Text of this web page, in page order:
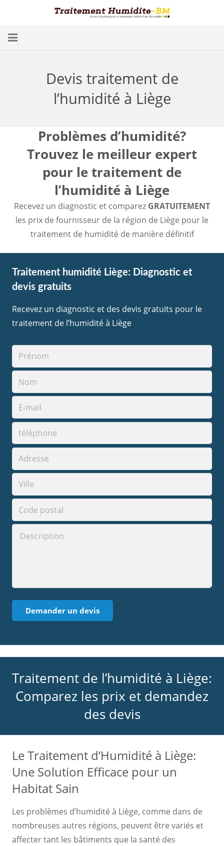
Conséquences
Humidité dans les Caves
Trouver un spécialiste
Diagnostic gratuit
Devis traitement de
l’humidité à Liège
Problèmes d’humidité?
Trouvez le meilleur expert
pour le traitement de
l’humidité à Liège
Recevez un diagnostic et comparez GRATUITEMENT
les prix de fournisseur de la région de Liège pour le
traitement de humidité de manière définitif
Traitement humidité Liège: Diagnostic et
devis gratuits
Recevez un diagnostic et des devis gratuits pour le
traitement de l’humidité à Liège
Traitement de l’humidité à Liège:
Comparez les prix et demandez
des devis
Le Traitement d’Humidité à Liège:
Une Solution Efficace pour un
Habitat Sain
Les problèmes d’humidité à Liège, comme dans de
nombreuses autres régions, peuvent être variés et
affecter tant les bâtiments que la santé des